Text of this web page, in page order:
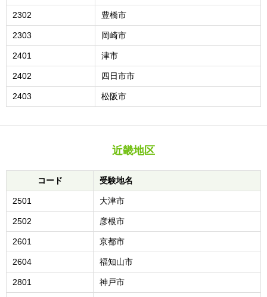
2302 豊橋市
2303 岡崎市
2401 津市
2402 四日市市
2403 松阪市
近畿地区
コード 受験地名
2501 大津市
2502 彦根市
2601 京都市
2604 福知山市
2801 神戸市